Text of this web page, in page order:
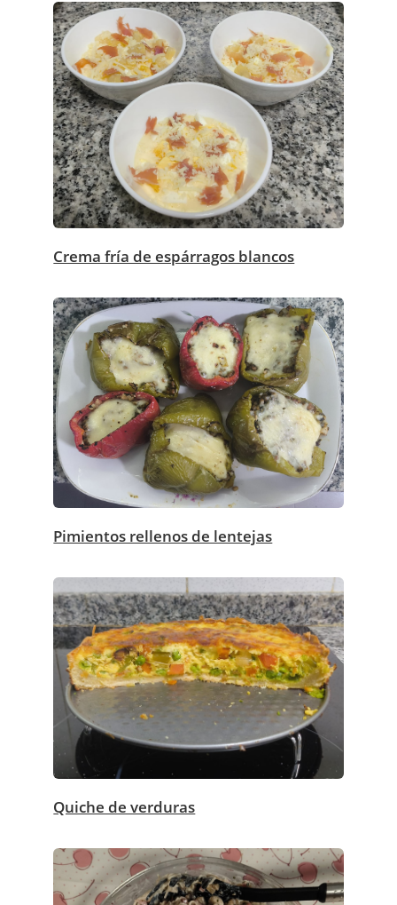
Crema fría de espárragos blancos
Pimientos rellenos de lentejas
Quiche de verduras